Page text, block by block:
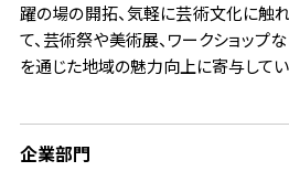
躍の場の開拓、気軽に芸術文化に触
て、芸術祭や美術展、ワークショップ
を通じた地域の魅力向上に寄与してい
企業部門